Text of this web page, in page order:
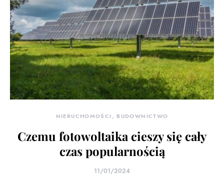
NIERUCHOMOŚCI, BUDOWNICTWO
Czemu fotowoltaika cieszy się cały
czas popularnością
11/01/2024